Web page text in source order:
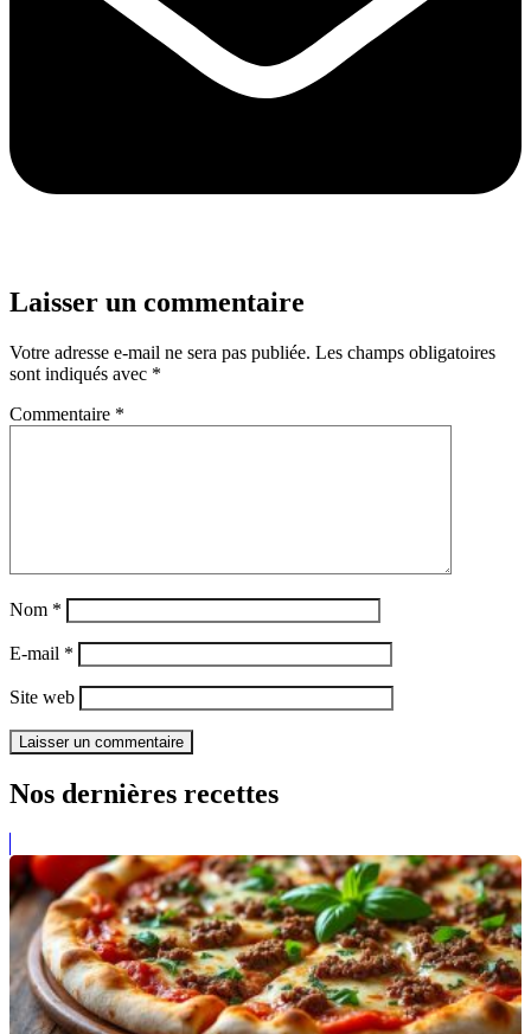
Laisser un commentaire
Votre adresse e-mail ne sera pas publiée. Les champs obligatoires
sont indiqués avec *
Commentaire *
Nom *
E-mail *
Site web
Nos dernières recettes